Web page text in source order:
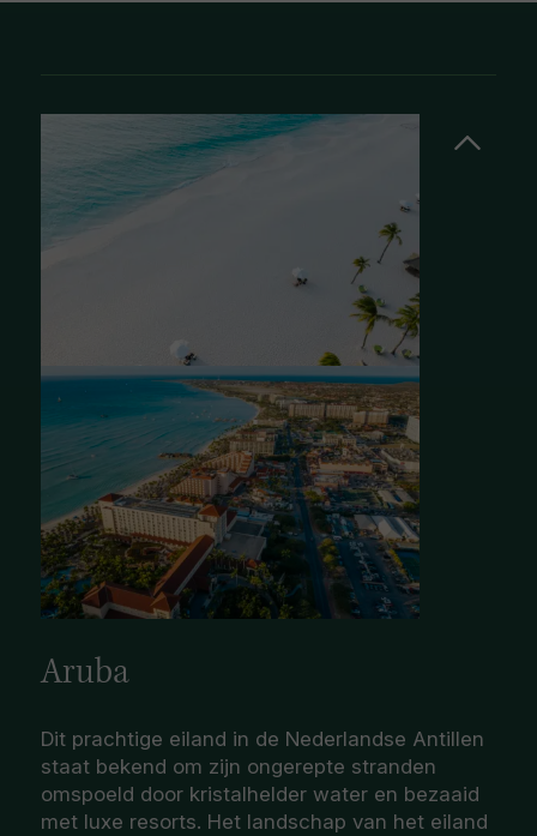
Aruba
Dit prachtige eiland in de Nederlandse Antillen
staat bekend om zijn ongerepte stranden
omspoeld door kristalhelder water en bezaaid
met luxe resorts. Het landschap van het eiland